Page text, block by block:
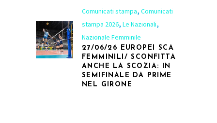
Comunicati stampa, Comunicati
stampa 2026, Le Nazionali,
Nazionale Femminile
27/06/26 EUROPEI SCA
FEMMINILI/ SCONFITTA
ANCHE LA SCOZIA: IN
SEMIFINALE DA PRIME
NEL GIRONE